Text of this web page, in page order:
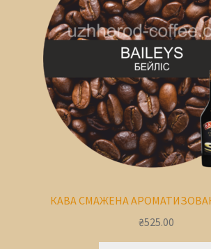
КАВА СМАЖЕНА
₴525.00